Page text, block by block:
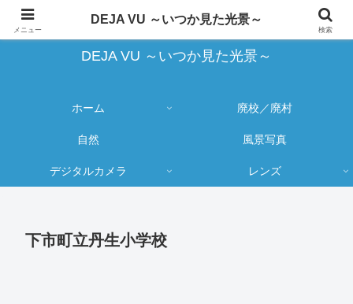
蔵出し写真の大売り出しとカメラ物欲のブログ
DEJA VU ～いつか見た光景～
ホーム 廃校／廃村
自然 風景写真
デジタルカメラ レンズ
下市町立丹生小学校
メニュー
DEJA VU ～いつか見た光景～
検索